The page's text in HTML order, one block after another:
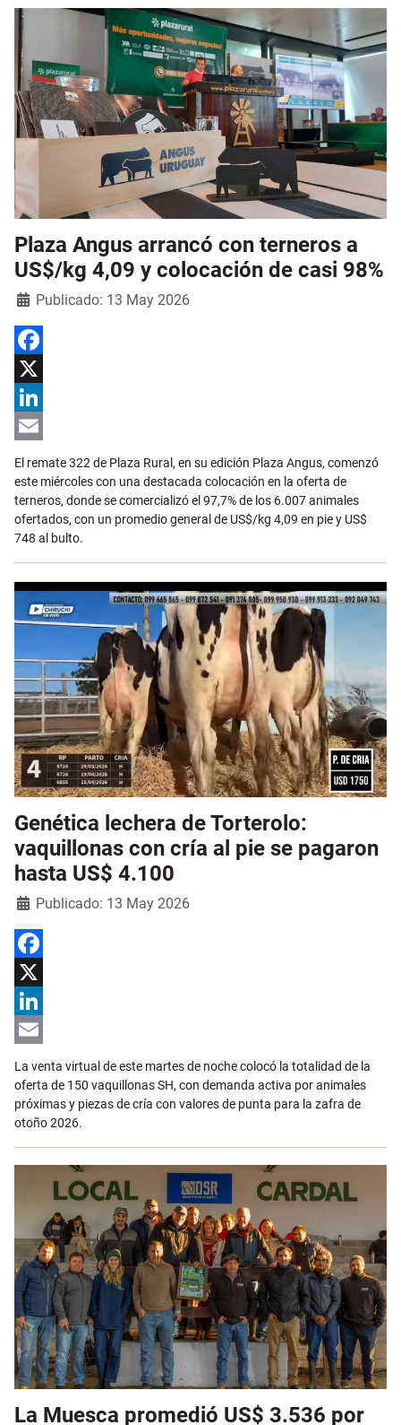
Plaza Angus arrancó con terneros a
US$/kg 4,09 y colocación de casi 98%
Detalles
Publicado: 13 May 2026
Facebook
X
LinkedIn
Email
El remate 322 de Plaza Rural, en su edición Plaza Angus, comenzó
este miércoles con una destacada colocación en la oferta de
terneros, donde se comercializó el 97,7% de los 6.007 animales
ofertados, con un promedio general de US$/kg 4,09 en pie y US$
748 al bulto.
Genética lechera de Torterolo:
vaquillonas con cría al pie se pagaron
hasta US$ 4.100
Detalles
Publicado: 13 May 2026
Facebook
X
LinkedIn
La venta virtual de este martes de noche colocó la totalidad de la
oferta de 150 vaquillonas SH, con demanda activa por animales
próximas y piezas de cría con valores de punta para la zafra de
otoño 2026.
La Muesca promedió US$ 3.536 por